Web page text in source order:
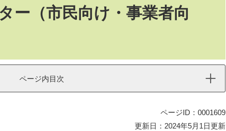
ー（市民向け・事業者向
ページ内目次
ページID：0001609
更新日：2024年5月1日更新